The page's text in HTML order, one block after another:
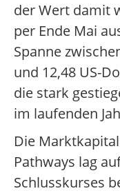
der Wert damit
per Ende Mai
Spanne
und 12,48 US-
die stark
im laufenden
Die
Pathways lag
Schlusskurses